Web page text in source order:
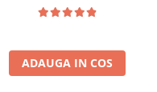
ADAUGA IN COS